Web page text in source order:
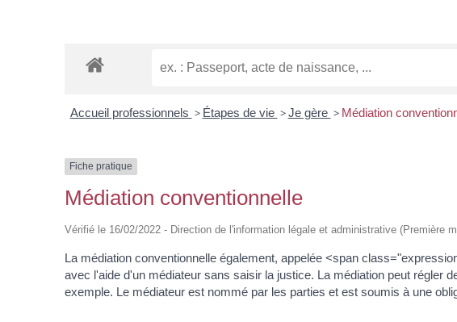
Accueil professionnels > Étapes de vie > Je gère > Médiation
Fiche pratique
Médiation conventionnelle
Vérifié le 16/02/2022 - Direction de l'information légale et administrative (Première
La médiation conventionnelle également, appelée <span
avec l'aide d'un médiateur sans saisir la justice. La médiation peut régler
exemple. Le médiateur est nommé par les parties et est soumis à une